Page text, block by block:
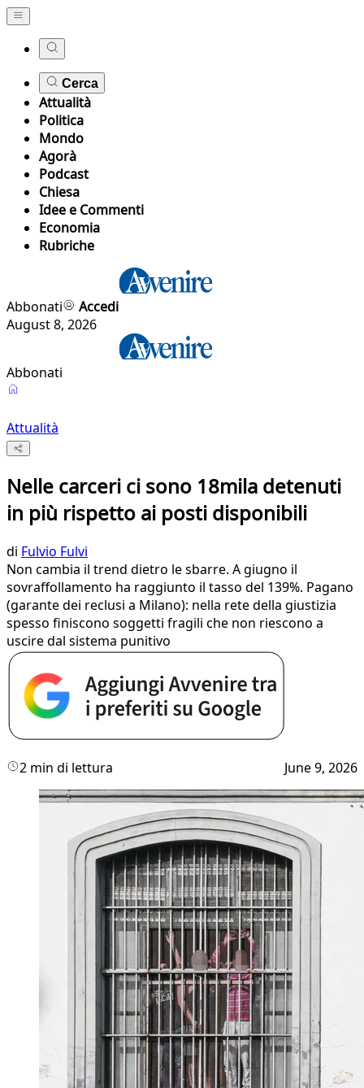
Cerca
Attualità
Politica
Mondo
Agorà
Podcast
Chiesa
Idee e Commenti
Economia
Rubriche
Abbonati
Accedi
August 8, 2026
Abbonati
Attualità
Nelle carceri ci sono 18mila detenuti
in più rispetto ai posti disponibili
di Fulvio Fulvi
Non cambia il trend dietro le sbarre. A giugno il
sovraffollamento ha raggiunto il tasso del 139%. Pagano
(garante dei reclusi a Milano): nella rete della giustizia
spesso finiscono soggetti fragili che non riescono a
uscire dal sistema punitivo
2 min di lettura June 9, 2026